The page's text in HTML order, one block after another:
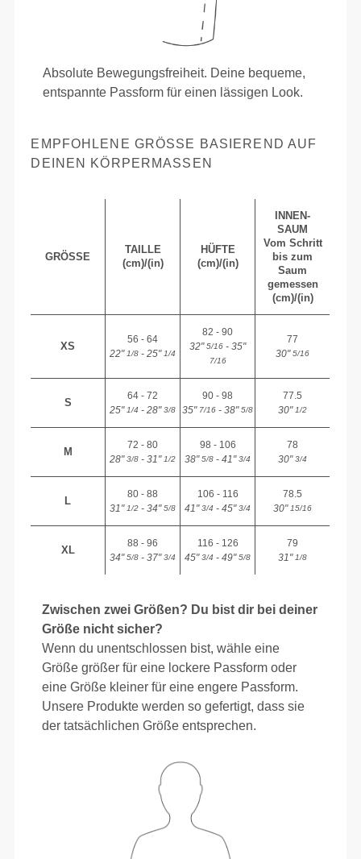
Absolute Bewegungsfreiheit. Deine bequeme,
entspannte Passform für einen lässigen Look.
EMPFOHLENE GRÖSSE BASIEREND AUF D
EINEN KÖRPERMASSEN
GRÖSSE
TAILLE
(cm)/(in)
HÜFTE
(cm)/(in)
INNEN-
SAUM
Vom Schritt
bis zum
Saum
gemessen
(cm)/(in)
XS
56 - 64
22"1/8 - 25"1/4
82 - 90
32"5/16 - 35"
7/16
77
30"5/16
S
64 - 72
25"1/4 - 28"3/8
90 - 98
35"7/16 - 38"5/8
77.5
30"1/2
M
72 - 80
28"3/8 - 31"1/2
98 - 106
38"5/8 - 41"3/4
78
30"3/4
L
80 - 88
31"1/2 - 34"5/8
106 - 116
41"3/4 - 45"3/4
78.5
30"15/16
XL
88 - 96
34"5/8 - 37"3/4
116 - 126
45"3/4 - 49"5/8
79
31"1/8
Zwischen zwei Größen? Du bist dir bei deiner
Größe nicht sicher?
Wenn du unentschlossen bist, wähle eine
Größe größer für eine lockere Passform oder
eine Größe kleiner für eine engere Passform.
Unsere Produkte werden so gefertigt, dass sie
der tatsächlichen Größe entsprechen.